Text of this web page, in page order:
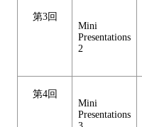
第3回
Mini
Presentations
2
第4回
Mini
Presentations